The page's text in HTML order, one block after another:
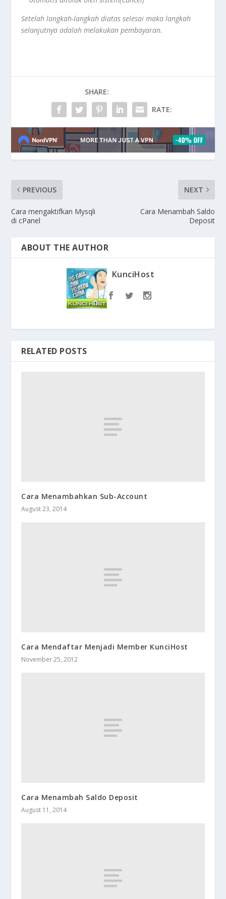
Setelah langkah-langkah diatas selesai maka langkah
selanjutnya adalah melakukan pembayaran.
SHARE:
RATE:
PREVIOUS
Cara mengaktifkan Mysqli
di cPanel
NEXT
Cara Menambah Saldo
Deposit
ABOUT THE AUTHOR
KunciHost
RELATED POSTS
Cara Menambahkan Sub-Account
August 23, 2014
Cara Mendaftar Menjadi Member KunciHost
November 25, 2012
Cara Menambah Saldo Deposit
August 11, 2014